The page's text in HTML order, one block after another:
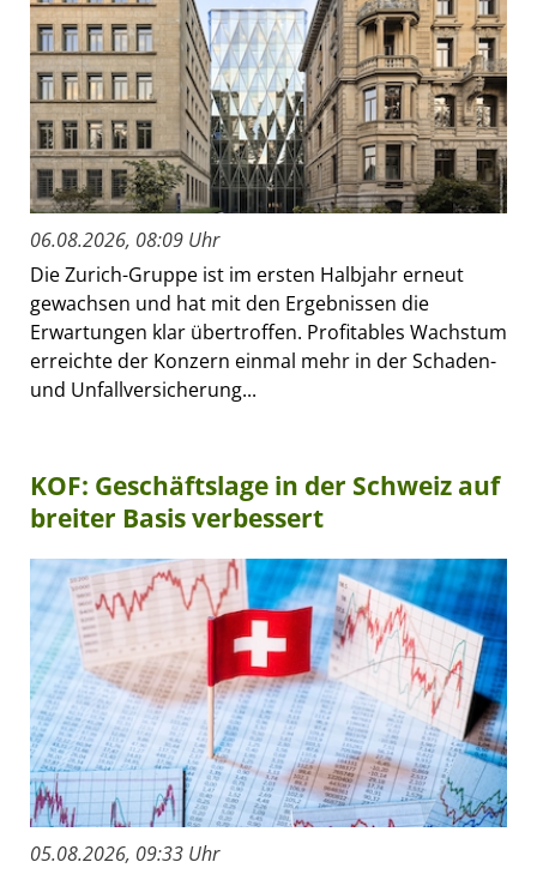
06.08.2026, 08:09 Uhr
Die Zurich-Gruppe ist im ersten Halbjahr erneut
gewachsen und hat mit den Ergebnissen die
Erwartungen klar übertroffen. Profitables Wachstum
erreichte der Konzern einmal mehr in der Schaden-
und Unfallversicherung...
KOF: Geschäftslage in der Schweiz auf
breiter Basis verbessert
05.08.2026, 09:33 Uhr